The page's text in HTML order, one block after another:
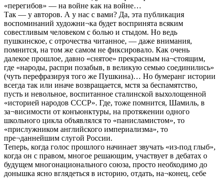
«перегибов» — на войне как на войне…
Так — у авторов. А у нас с вами? Да, эта публикация
воспоминаний художни¬ка будет воспринята всяким
совестливым человеком с болью и стыдом. Но ведь
пушкинское, с отрочества читанное, — даже внимания,
помнится, на том же самом не фиксировало. Как очень
далекое прошлое, давно «снятое» прекрасным на¬стоящим,
где «народы, распри позабыв, в великую семью соединились»
(чуть перефразируя того же Пушкина)… Но бумеранг истории
всегда так или иначе возвращается, мстя за беспамятство,
пусть и невольное, воспитанное сталинской выхолощенной
«историей народов СССР». Где, тоже помнится, Шамиль, в
за¬висимости от конъюнктуры, на протяжении одного
школьного цикла объявлялся то «панисламистом», то
«прислужником английского империализма», то
пре¬даннейшим слугой России.
Теперь, когда голос прошлого начинает звучать «из-под глыб»,
когда он с правом, многое решающим, участвует в дебатах о
будущем многонационального союза, просто необходимо до
донышка ясно вглядеться в историю, отдать, на¬конец, себе